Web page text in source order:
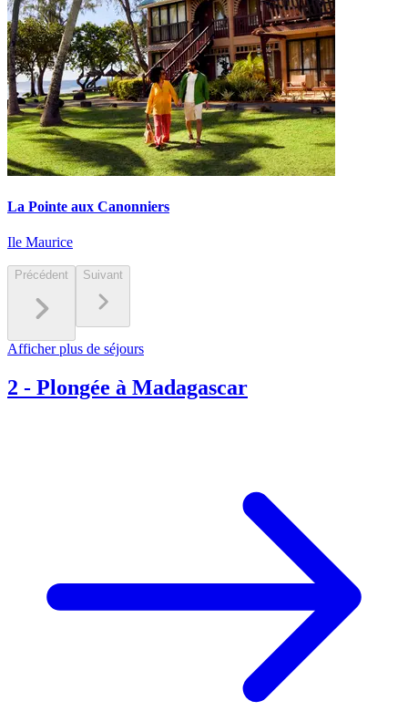
La Pointe aux Canonniers
Ile Maurice
Précédent Suivant
Afficher plus de séjours
2 - Plongée à Madagascar